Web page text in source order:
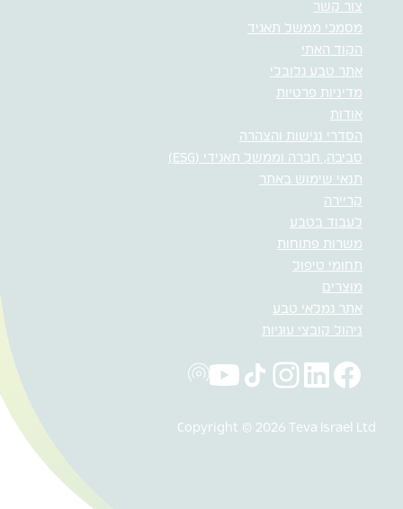
צור קשר
מסמכי ממשל תאגיד
הקוד האתי
אתר טבע גלובלי
מדיניות פרטיות
אודות
הסדרי נגישות והצהרה
סביבה, חברה וממשל תאגידי (ESG)
תנאי שימוש באתר
קריירה
לעבוד בטבע
משרות פתוחות
תחומי טיפול
מוצרים
אתר גמלאי טבע
ניהול קובצי עוגיות
Copyright © 2026 Teva Israel Ltd